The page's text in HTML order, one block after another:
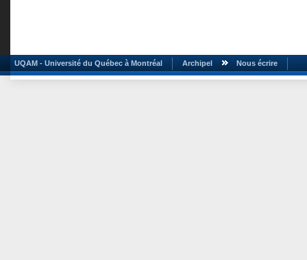
UQAM - Université du Québec à Montréal Archipel Nous écrire